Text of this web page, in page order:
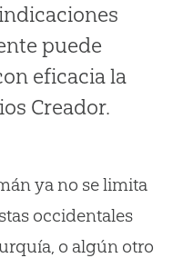
puede
eficacia la
Creador.
ya no se limita
occidentales
o algún otro